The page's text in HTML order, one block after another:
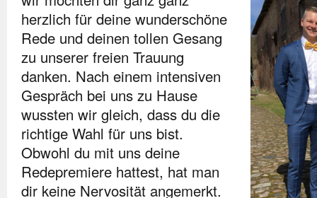
herzlich für deine wunderschöne
Rede und deinen tollen Gesang
zu unserer freien Trauung
danken. Nach einem intensiven
Gespräch bei uns zu Hause
wussten wir gleich, dass du die
richtige Wahl für uns bist.
Obwohl du mit uns deine
Redepremiere hattest, hat man
dir keine Nervosität angemerkt.